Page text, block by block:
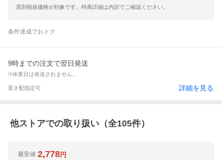
原則税抜価格が対象です。特典詳細は内訳でご確認ください。
条件達成でおトク
9時までの注文で翌日発送
※休業日は発送されません。
置き配指定可 詳細を見る
他ストアでの取り扱い（全105件）
最安値 2,778円